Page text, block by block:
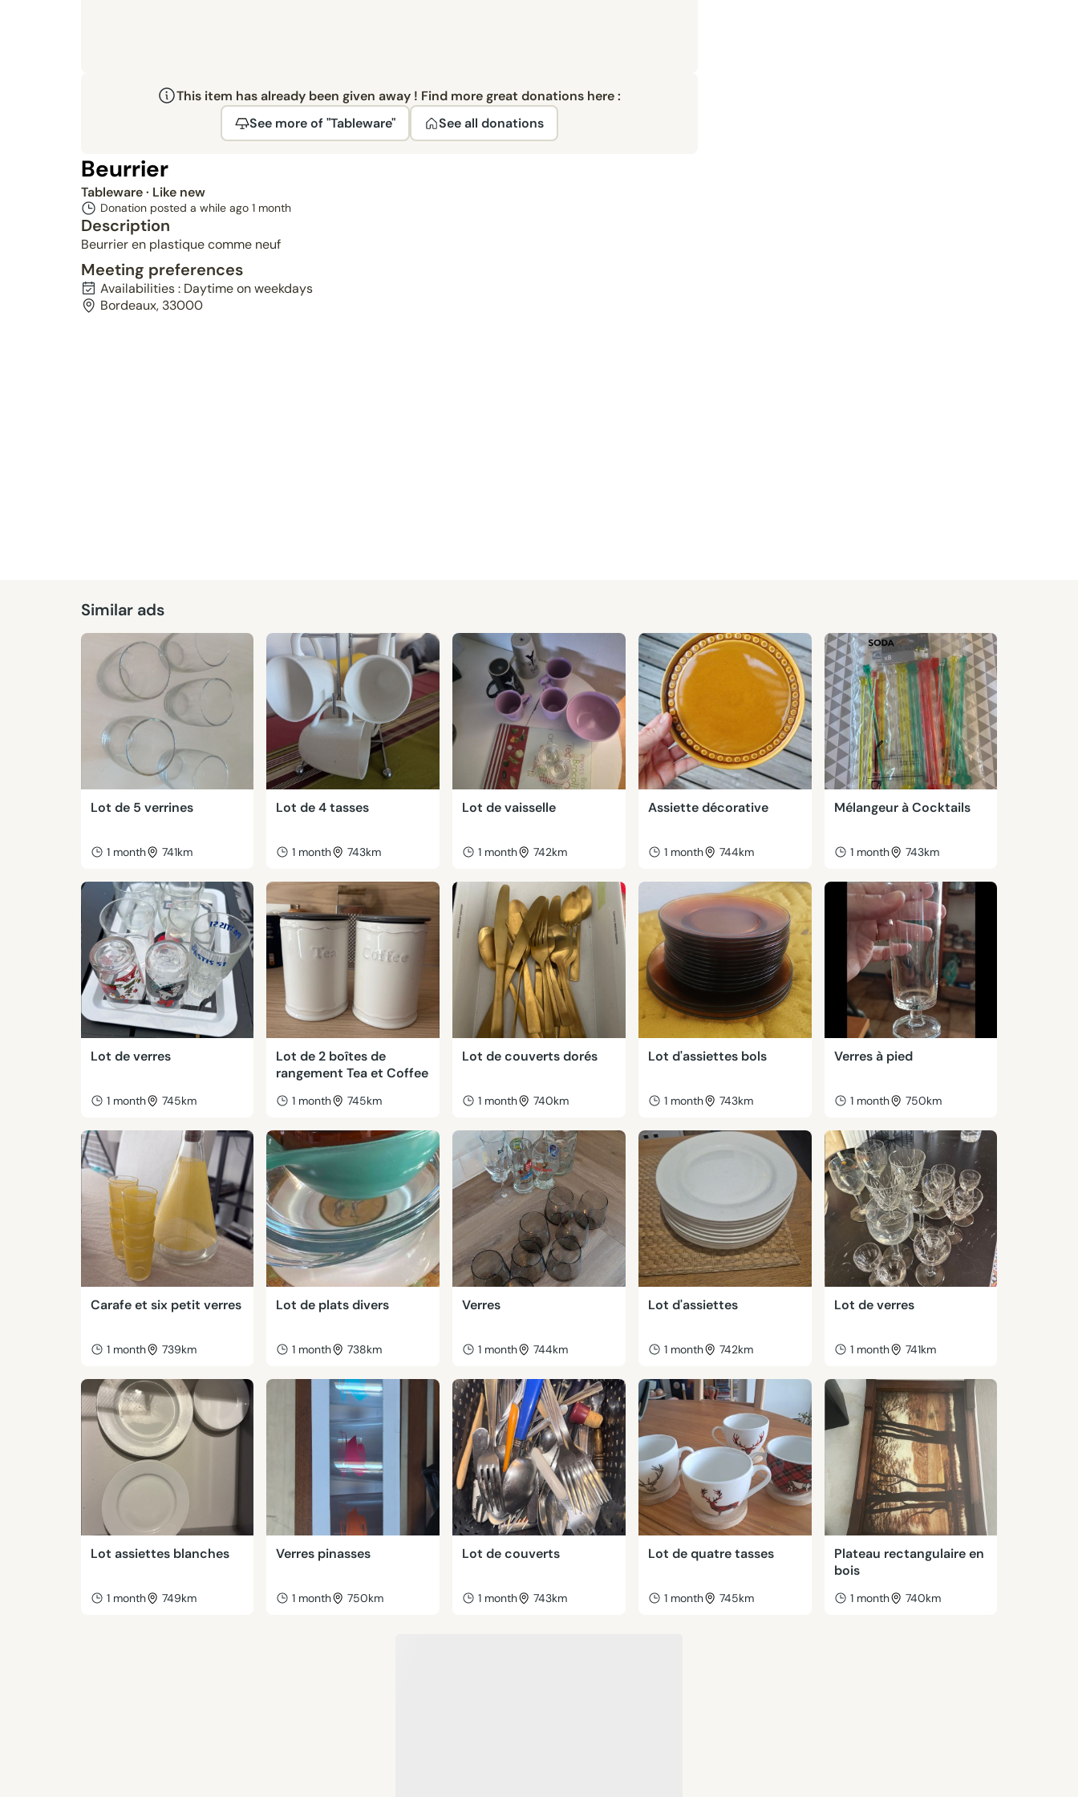
This item has already been given away ! Find more great donations here :
See more of "Tableware"
See all donations
Beurrier
Tableware· Like new
Donation posted a while ago 1 month
Description
Beurrier en plastique comme neuf
Meeting preferences
Availabilities : Daytime on weekdays
Bordeaux, 33000
Similar ads
Lot de 5 verrines
1 month 741km
Lot de 4 tasses
1 month 743km
Lot de vaisselle
1 month 742km
Assiette décorative
1 month 744km
Mélangeur à Cocktails
1 month 743km
Lot de verres
1 month 745km
Lot de 2 boîtes de
rangement Tea et Coffee
1 month 745km
Lot de couverts dorés
1 month 740km
Lot d'assiettes bols
1 month 743km
Verres à pied
1 month 750km
Carafe et six petit verres
1 month 739km
Lot de plats divers
1 month 738km
Verres
1 month 744km
Lot d'assiettes
1 month 742km
Lot de verres
1 month 741km
Lot assiettes blanches
1 month 749km
Verres pinasses
1 month 750km
Lot de couverts
1 month 743km
Lot de quatre tasses
1 month 745km
Plateau rectangulaire en
bois
1 month 740km